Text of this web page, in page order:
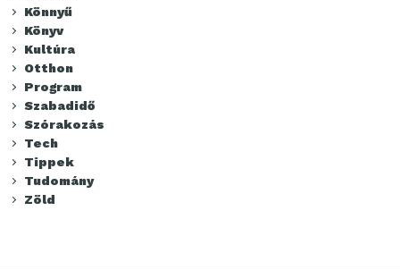
Könnyű
Könyv
Kultúra
Otthon
Program
Szabadidő
Szórakozás
Tech
Tippek
Tudomány
Zöld